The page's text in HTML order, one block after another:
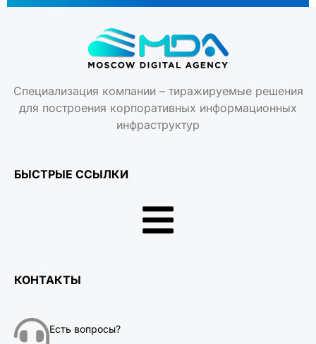
Специализация компании – тиражируемые решения
для построения корпоративных информационных
инфраструктур
БЫСТРЫЕ ССЫЛКИ
КОНТАКТЫ
Есть вопросы?